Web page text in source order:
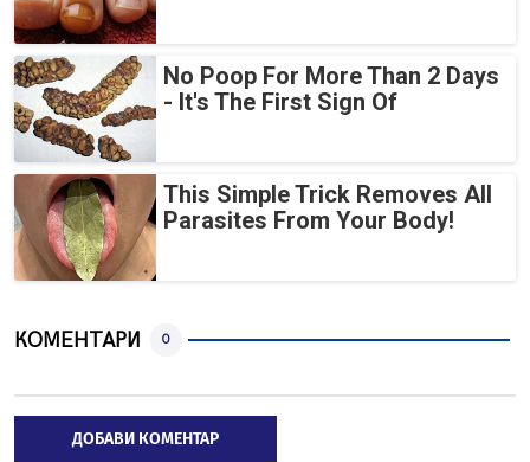
No Poop For More Than 2 Days
- It's The First Sign Of
This Simple Trick Removes All
Parasites From Your Body!
КОМЕНТАРИ 0
ДОБАВИ КОМЕНТАР